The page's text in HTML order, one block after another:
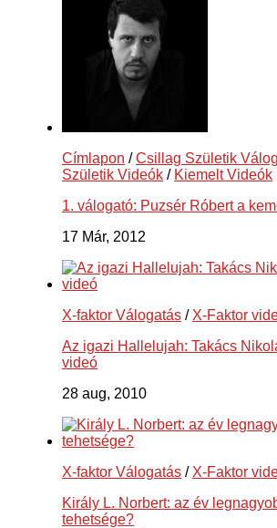
Címlapon /Csillag Születik
Születik Videók / Kiemelt Videók
1. válogató: Puzsér Róbert a
17 Már, 2012
X-faktor Válogatás / X-Faktor
Az igazi Hallelujah: Takács
videó
28 aug, 2010
X-faktor Válogatás / X-Faktor
Király L. Norbert: az év
tehetsége?